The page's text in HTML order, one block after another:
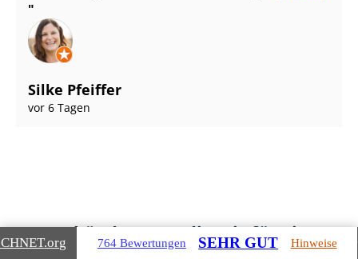
Silke Pfeiffer
vor 6 Tagen
Gebäudearten, die wir für Sie
.org 764 Bewertungen SEHR GUT Hinweise